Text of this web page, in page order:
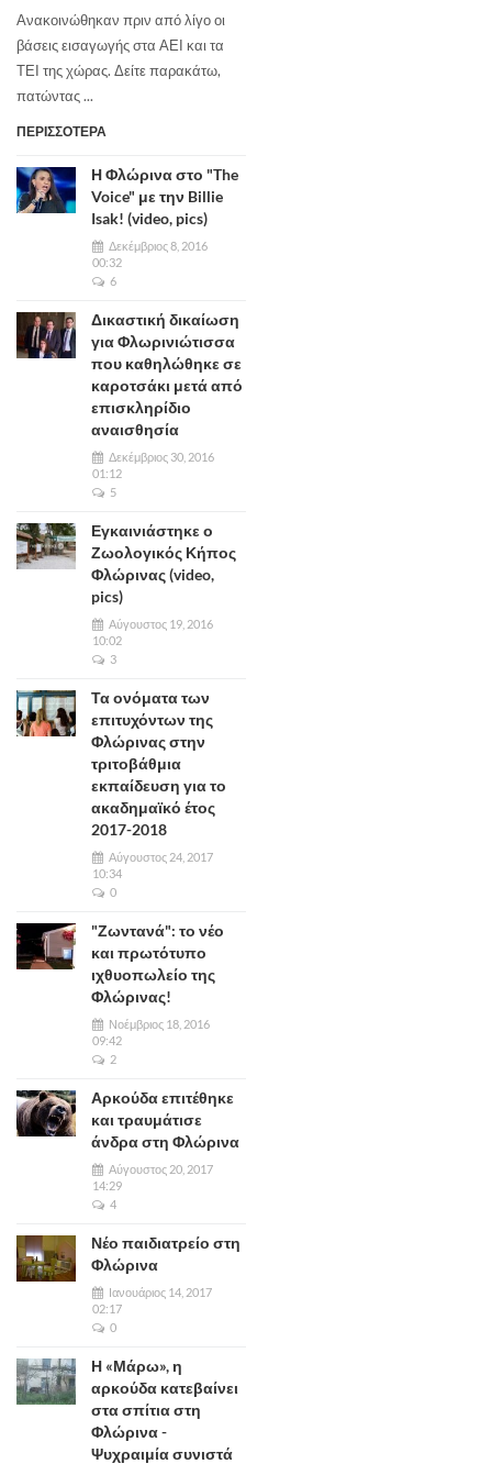
Ανακοινώθηκαν πριν από λίγο οι
βάσεις εισαγωγής στα ΑΕΙ και τα
ΤΕΙ της χώρας. Δείτε παρακάτω,
πατώντας ...
ΠΕΡΙΣΣΟΤΕΡΑ
Η Φλώρινα στο "The
Voice" με την Billie
Isak! (video, pics)
Δεκέμβριος 8, 2016
00:32
6
Δικαστική δικαίωση
για Φλωρινιώτισσα
που καθηλώθηκε σε
καροτσάκι μετά από
επισκληρίδιο
αναισθησία
Δεκέμβριος 30, 2016
01:12
5
Εγκαινιάστηκε ο
Ζωολογικός Κήπος
Φλώρινας (video,
pics)
Αύγουστος 19, 2016
10:02
3
Τα ονόματα των
επιτυχόντων της
Φλώρινας στην
τριτοβάθμια
εκπαίδευση για το
ακαδημαϊκό έτος
2017-2018
Αύγουστος 24, 2017
10:34
0
"Ζωντανά": το νέο
και πρωτότυπο
ιχθυοπωλείο της
Φλώρινας!
Νοέμβριος 18, 2016
09:42
2
Αρκούδα επιτέθηκε
και τραυμάτισε
άνδρα στη Φλώρινα
Αύγουστος 20, 2017
14:29
4
Νέο παιδιατρείο στη
Φλώρινα
Ιανουάριος 14, 2017
02:17
0
Η «Μάρω», η
αρκούδα κατεβαίνει
στα σπίτια στη
Φλώρινα -
Ψυχραιμία συνιστά